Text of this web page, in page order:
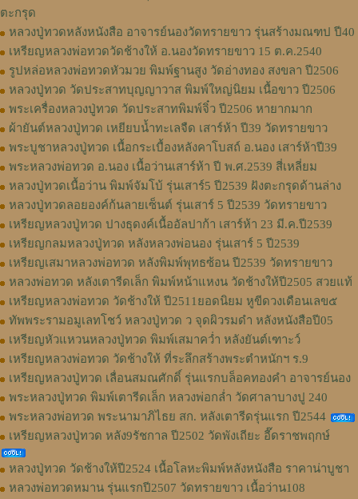
ตะกรุด
หลวงปู่ทวดหลังหนังสือ อาจารย์นองวัดทรายขาว รุ่นสร้างมณฑป ปี40
เหรียญหลวงพ่อทวดวัดช้างให้ อ.นองวัดทรายขาว 15 ต.ค.2540
รูปหล่อหลวงพ่อทวดหัวมวย พิมพ์ฐานสูง วัดอ่างทอง สงขลา ปี2506
หลวงปู่ทวด วัดประสาทบุญญาวาส พิมพ์ใหญ่นิยม เนื้อขาว ปี2506
พระเครื่องหลวงปู่ทวด วัดประสาทพิมพ์จิ๋ว ปี2506 หายากมาก
ผ้ายันต์หลวงปู่ทวด เหยียบน้ำทะเลจืด เสาร์ห้า ปี39 วัดทรายขาว
พระบูชาหลวงปู่ทวด เนื้อกระเบื้องหลังคาโบสถ์ อ.นอง เสาร์ห้าปี39
พระหลวงพ่อทวด อ.นอง เนื้อว่านเสาร์ห้า ปี พ.ศ.2539 สี่เหลี่ยม
หลวงปู่ทวดเนื้อว่าน พิมพ์จัมโบ้ รุ่นเสาร์5 ปี2539 ฝังตะกรุดด้านล่าง
หลวงปู่ทวดลอยองค์ก้นลายเซ็นต์ รุ่นเสาร์ 5 ปี2539 วัดทรายขาว
เหรียญหลวงปู่ทวด ปางธุดงค์เนื้ออัลปาก้า เสาร์ห้า 23 มี.ค.ปี2539
เหรียญกลมหลวงปู่ทวด หลังหลวงพ่อนอง รุ่นเสาร์ 5 ปี2539
เหรียญเสมาหลวงพ่อทวด หลังพิมพ์พุทธซ้อน ปี2539 วัดทรายขาว
หลวงพ่อทวด หลังเตารีดเล็ก พิมพ์หน้าแหงน วัดช้างให้ปี2505 สวยแท้
เหรียญหลวงพ่อทวด วัดช้างให้ ปี2511ยอดนิยม หูขีดวงเดือนเลข๕
ทัพพระรามอมูเลทโชว์ หลวงปู่ทวด ว จุดผิวรมดำ หลังหนังสือปี05
เหรียญหัวแหวนหลวงปู่ทวด พิมพ์เสมาคว่ำ หลังยันต์เฑาะว์
เหรียญหลวงพ่อทวด วัดช้างให้ ที่ระลึกสร้างพระตำหนักฯ ร.9
เหรียญหลวงปู่ทวด เลื่อนสมณศักดิ์ รุ่นแรกบล็อคทองคำ อาจารย์นอง
พระหลวงปู่ทวด พิมพ์เตารีดเล็ก หลวงพ่อกล่ำ วัดศาลาบางปู 240
พระหลวงพ่อทวด พระนามาภิไธย สก. หลังเตารีดรุ่นแรก ปี2544
เหรียญหลวงปู่ทวด หลัง9รัชกาล ปี2502 วัดพังเถียะ อี๊ดราชพฤกษ์
หลวงปู่ทวด วัดช้างให้ปี2524 เนื้อโลหะพิมพ์หลังหนังสือ ราคาน่าบูชา
หลวงพ่อทวดหมาน รุ่นแรกปี2507 วัดทรายขาว เนื้อว่าน108